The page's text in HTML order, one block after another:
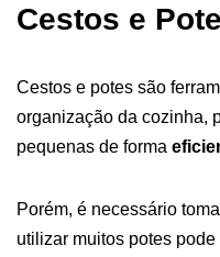
Cestos e
Cestos e potes são
organização da cozinha,
pequenas de forma
Porém, é necessário
utilizar muitos potes